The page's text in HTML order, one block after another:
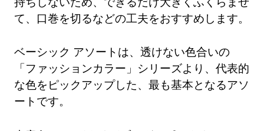
て、口巻を切るなどの工夫をおすすめします。
ベーシック アソートは、透けない色合いの
「ファッションカラー」シリーズより、代表的
な色をピックアップした、最も基本となるアソ
ートです。